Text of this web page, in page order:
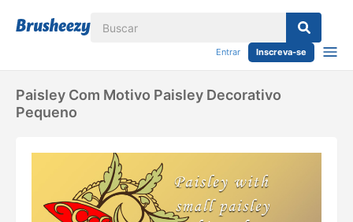
Entrar Inscreva-se
Paisley Com Motivo Paisley Decorativo
Pequeno